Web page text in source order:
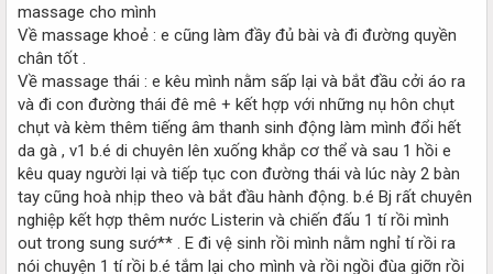
massage cho mình
Về massage khoẻ : e cũng làm đầy đủ bài và đi đường quyền
chân tốt .
Về massage thái : e kêu mình nằm sấp lại và bắt đầu cởi áo ra
và đi con đường thái đê mê + kết hợp với những nụ hôn chụt
chụt và kèm thêm tiếng âm thanh sinh động làm mình đổi hết
da gà , v1 b.é di chuyên lên xuống khắp cơ thể và sau 1 hồi e
kêu quay người lại và tiếp tục con đường thái và lúc này 2 bàn
tay cũng hoà nhịp theo và bắt đầu hành động. b.é Bj rất chuyên
nghiệp kết hợp thêm nước Listerin và chiến đấu 1 tí rồi mình
out trong sung sướ** . E đi vệ sinh rồi mình nằm nghỉ tí rồi ra
nói chuyện 1 tí rồi b.é tắm lại cho mình và rồi ngồi đùa giỡn rồi